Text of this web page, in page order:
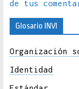
de tus
Glosario INVI
Organización
Identidad